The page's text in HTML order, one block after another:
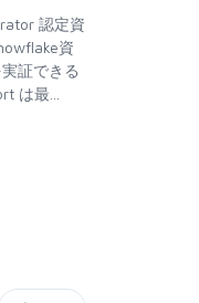
認定資
資
証できる
は最...